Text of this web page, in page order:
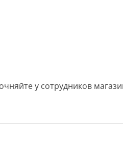
у сотрудников